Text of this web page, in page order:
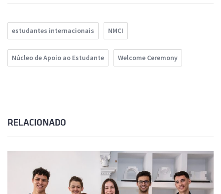
estudantes internacionais NMCI
Núcleo de Apoio ao Estudante Welcome Ceremony
RELACIONADO